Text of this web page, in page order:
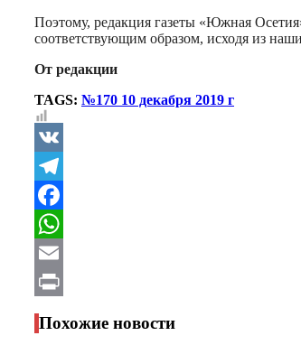
Поэтому, редакция газеты «Южная
соответствующим образом, исходя из
От редакции
TAGS: №170 10 декабря 2019 г
VK
Telegram
Facebook
WhatsApp
Email
Print
Похожие новости